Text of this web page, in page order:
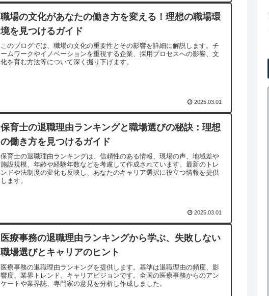
職場の文化があなたの働き方を変える！理想の職場環
境を見つけるガイド
このブログでは、職場の文化の重要性とその影響を詳細に解説します。チ
ームワークやイノベーションを重視する企業、採用プロセスへの影響、文
化を育む方法等について深く掘り下げます。
2025.03.01
保育士の退職理由ランキングと職場選びの秘訣：理想
の働き方を見つけるガイド
保育士の退職理由ランキングは、信頼性のある情報、現場の声、地域差や
施設規模、年齢や経験年数などを考慮して作成されています。最新のトレ
ンドや法制度の変化も反映し、あなたのキャリア選択に役立つ情報を提供
します。
2025.03.01
医療事務の退職理由ランキングから学ぶ、失敗しない
職場選びとキャリアのヒント
医療事務の退職理由ランキングを提供します。基準は退職理由の頻度、影
響度、業界トレンド、キャリアビジョンです。全国の医療事務からのアン
ケートや業界誌、専門家の意見を分析し作成しました。